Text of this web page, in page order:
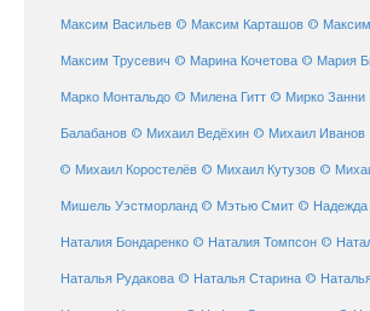
Максим Васильев © Максим Карташов ©
Максим Трусевич © Марина Кочетова © Мария
Марко Монтальдо © Милена Гитт © Мирко Занни
Балабанов © Михаил Ведёхин © Михаил Иванов
© Михаил Коростелёв © Михаил Кутузов ©
Мишель Уэстморланд © Мэтью Смит © Надежда
Наталия Бондаренко © Наталия Томпсон ©
Наталья Рудакова © Наталья Старина ©